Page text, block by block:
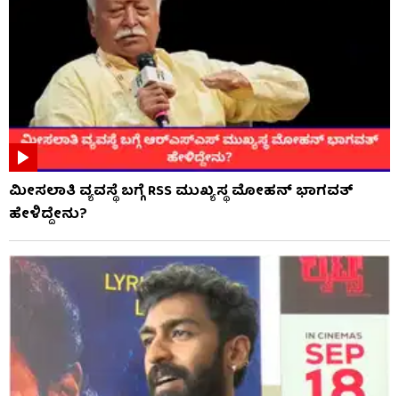
ಮೀಸಲಾತಿ ವ್ಯವಸ್ಥೆ ಬಗ್ಗೆ RSS​ ಮುಖ್ಯಸ್ಥ ಮೋಹನ್ ಭಾಗವತ್
ಹೇಳಿದ್ದೇನು?